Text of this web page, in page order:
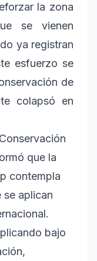
la zona
se vienen
ya registran
esfuerzo se
de
colapsó en
que la
contempla
aplican
bajo